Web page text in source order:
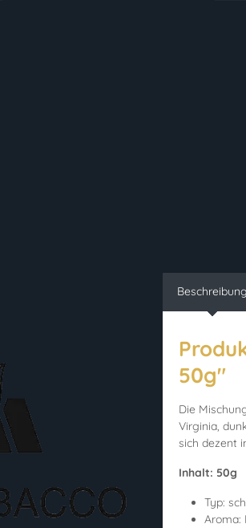
Beschreibung
50g"
Die
Virginia,
sich dezent
Inhalt: 50g
Typ:
Aroma: